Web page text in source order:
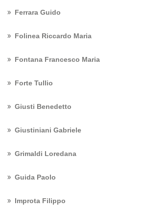
Ferrara Guido
Folinea Riccardo Maria
Fontana Francesco Maria
Forte Tullio
Giusti Benedetto
Giustiniani Gabriele
Grimaldi Loredana
Guida Paolo
Improta Filippo